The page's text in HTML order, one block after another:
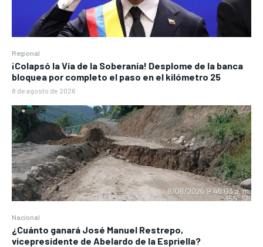
Regional
¡Colapsó la Vía de la Soberanía! Desplome de la banca
bloquea por completo el paso en el kilómetro 25
8 de agosto de 2026
Nacional
¿Cuánto ganará José Manuel Restrepo,
vicepresidente de Abelardo de la Espriella?